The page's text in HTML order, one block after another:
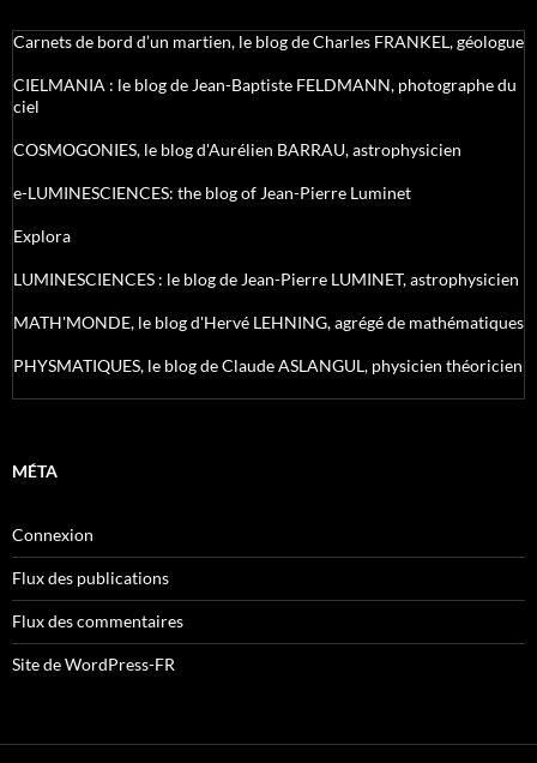
Carnets de bord d’un martien, le blog de Charles FRANKEL, géologue
CIELMANIA : le blog de Jean-Baptiste FELDMANN, photographe du
ciel
COSMOGONIES, le blog d'Aurélien BARRAU, astrophysicien
e-LUMINESCIENCES: the blog of Jean-Pierre Luminet
Explora
LUMINESCIENCES : le blog de Jean-Pierre LUMINET, astrophysicien
MATH'MONDE, le blog d'Hervé LEHNING, agrégé de mathématiques
PHYSMATIQUES, le blog de Claude ASLANGUL, physicien théoricien
MÉTA
Connexion
Flux des publications
Flux des commentaires
Site de WordPress-FR